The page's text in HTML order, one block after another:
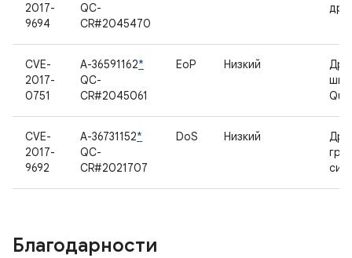
2017-
9694
QC-
CR#2045470
CVE-
2017-
0751
A-36591162*
QC-
CR#2045061
EoP Низкий
CVE-
2017-
9692
A-36731152*
QC-
CR#2021707
DoS Низкий
Благодарности